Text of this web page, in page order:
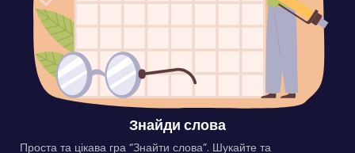
Знайди слова
Проста та цікава гра “Знайти слова”. Шукайте та